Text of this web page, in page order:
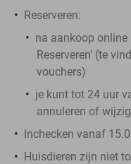
Reserveren:
na aankoop online
Reserveren' (te
vouchers)
je kunt tot 24 uur
annuleren of
Inchecken vanaf
Huisdieren zijn niet